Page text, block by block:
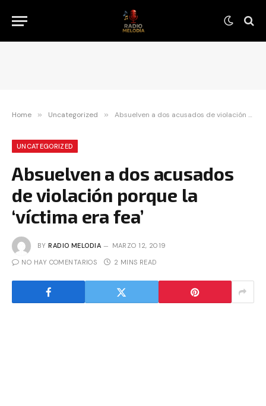
Home » Uncategorized » Absuelven a dos acusados de violación porque la ‘víctima era fea’
UNCATEGORIZED
Absuelven a dos acusados
de violación porque la
‘víctima era fea’
BY RADIO MELODIA MARZO 12, 2019
NO HAY COMENTARIOS 2 MINS READ